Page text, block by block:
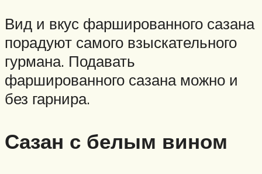
Вид и вкус фаршированного сазана
порадуют самого взыскательного
гурмана. Подавать
фаршированного сазана можно и
без гарнира.
Сазан с белым вином